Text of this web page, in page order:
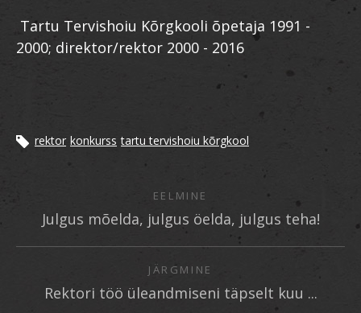
Tartu Tervishoiu Kõrgkooli õpetaja 1991 -
2000; direktor/rektor 2000 - 2016
rektor konkurss tartu tervishoiu kõrgkool
EELMINE
Julgus mõelda, julgus öelda, julgus teha!
JÄRGMINE
Rektori töö üleandmiseni täpselt kuu ...